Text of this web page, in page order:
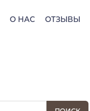
О НАС ОТЗЫВЫ